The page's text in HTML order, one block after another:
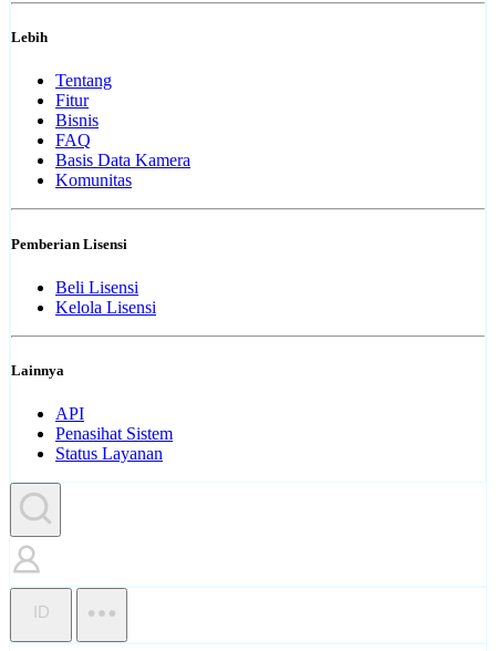
Lebih
Tentang
Fitur
Bisnis
FAQ
Basis Data Kamera
Komunitas
Pemberian Lisensi
Beli Lisensi
Kelola Lisensi
Lainnya
API
Penasihat Sistem
Status Layanan
ID